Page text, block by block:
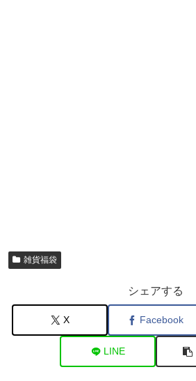
雑貨福袋
シェアする
X Facebook
LINE